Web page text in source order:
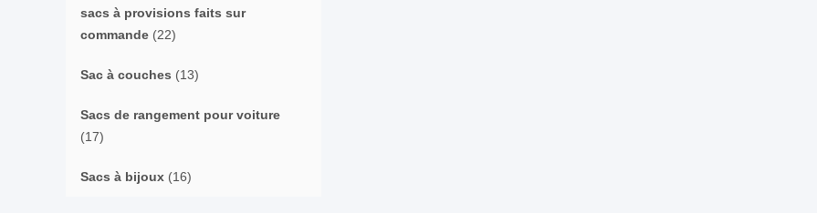
sacs à provisions faits sur
commande (22)
Sac à couches (13)
Sacs de rangement pour voiture
(17)
Sacs à bijoux (16)